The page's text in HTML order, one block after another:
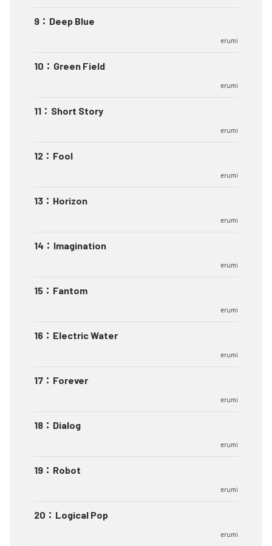
9 ： Deep Blue
erumi
10 ： Green Field
erumi
11 ： Short Story
erumi
12 ： Fool
erumi
13 ： Horizon
erumi
14 ： Imagination
erumi
15 ： Fantom
erumi
16 ： Electric Water
erumi
17 ： Forever
erumi
18 ： Dialog
erumi
19 ： Robot
erumi
20 ： Logical Pop
erumi